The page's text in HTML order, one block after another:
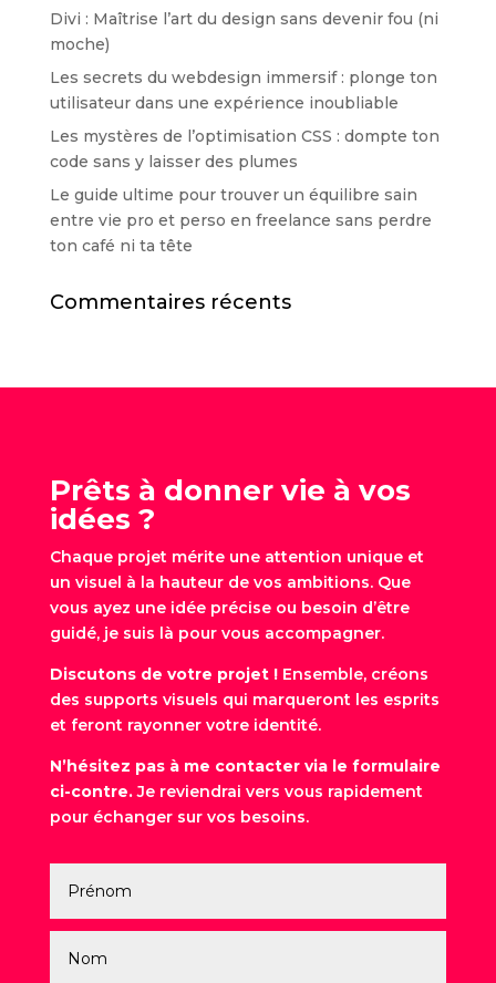
Divi : Maîtrise l’art du design sans devenir fou (ni
moche)
Les secrets du webdesign immersif : plonge ton
utilisateur dans une expérience inoubliable
Les mystères de l’optimisation CSS : dompte ton
code sans y laisser des plumes
Le guide ultime pour trouver un équilibre sain
entre vie pro et perso en freelance sans perdre
ton café ni ta tête
Commentaires récents
Prêts à donner vie à vos
idées ?
Chaque projet mérite une attention unique et
un visuel à la hauteur de vos ambitions. Que
vous ayez une idée précise ou besoin d’être
guidé, je suis là pour vous accompagner.
Discutons de votre projet !Ensemble, créons
des supports visuels qui marqueront les esprits
et feront rayonner votre identité.
N’hésitez pas à me contacter via le formulaire
ci-contre.Je reviendrai vers vous rapidement
pour échanger sur vos besoins.